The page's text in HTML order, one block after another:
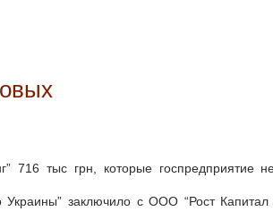
716 тыс грн, которые госпредприятие
заключило с ООО “Рост Капитал